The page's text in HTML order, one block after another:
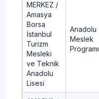
MERKEZ /
Amasya
Borsa
İstanbul
Turizm
Mesleki
ve Teknik
Anadolu
Lisesi
Anadolu
Meslek
Programı